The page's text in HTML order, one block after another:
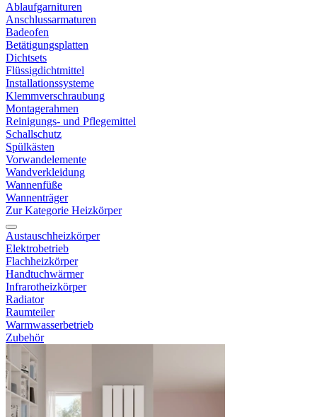
Ablaufgarnituren
Anschlussarmaturen
Badeofen
Betätigungsplatten
Dichtsets
Flüssigdichtmittel
Installationssysteme
Klemmverschraubung
Montagerahmen
Reinigungs- und Pflegemittel
Schallschutz
Spülkästen
Vorwandelemente
Wandverkleidung
Wannenfüße
Wannenträger
Zur Kategorie Heizkörper
Austauschheizkörper
Elektrobetrieb
Flachheizkörper
Handtuchwärmer
Infrarotheizkörper
Radiator
Raumteiler
Warmwasserbetrieb
Zubehör